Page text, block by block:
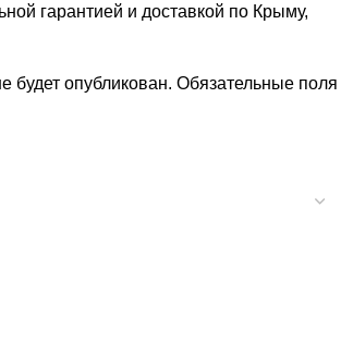
гарантией и доставкой по Крыму,
будет опубликован. Обязательные поля